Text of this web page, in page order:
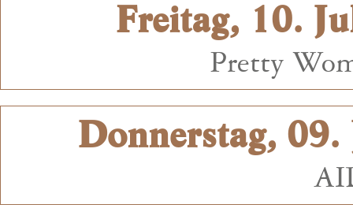
Freitag, 10.
Pretty
Donnerstag,